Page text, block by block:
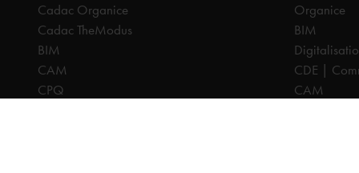
Cadac Organice
Cadac TheModus
BIM
CAM
CPQ
Organice
BIM
CDE |
CAM